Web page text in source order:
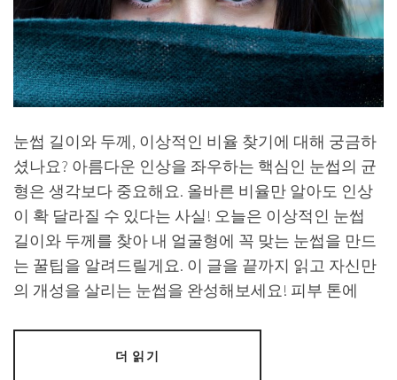
눈썹 길이와 두께, 이상적인 비율 찾기에 대해 궁금하
셨나요? 아름다운 인상을 좌우하는 핵심인 눈썹의 균
형은 생각보다 중요해요. 올바른 비율만 알아도 인상
이 확 달라질 수 있다는 사실! 오늘은 이상적인 눈썹
길이와 두께를 찾아 내 얼굴형에 꼭 맞는 눈썹을 만드
는 꿀팁을 알려드릴게요. 이 글을 끝까지 읽고 자신만
의 개성을 살리는 눈썹을 완성해보세요! 피부 톤에
더 읽기